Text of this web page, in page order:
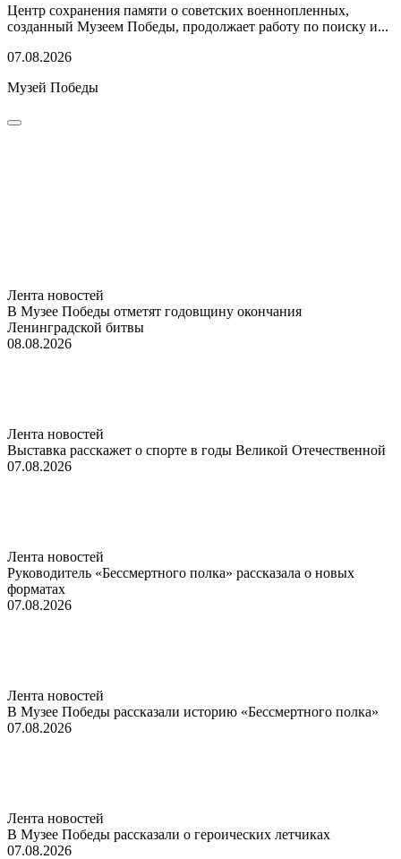
Центр сохранения памяти о советских военнопленных,
созданный Музеем Победы, продолжает работу по поиску и...
07.08.2026
Музей Победы
Лента новостей
В Музее Победы отметят годовщину окончания
Ленинградской битвы
08.08.2026
Лента новостей
Выставка расскажет о спорте в годы Великой Отечественной
07.08.2026
Лента новостей
Руководитель «Бессмертного полка» рассказала о новых
форматах
07.08.2026
Лента новостей
В Музее Победы рассказали историю «Бессмертного полка»
07.08.2026
Лента новостей
В Музее Победы рассказали о героических летчиках
07.08.2026